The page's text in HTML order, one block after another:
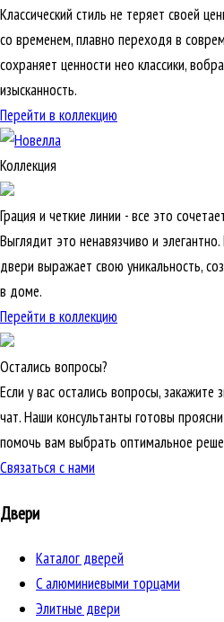
Классический стиль не теряет своей
со временем, плавно переходя в
сохраняет ценности нео классики,
изысканность.
Перейти в коллекцию
Коллекция
Грация и четкие линии - все это
Выглядит это ненавязчиво и
двери выражает свою уникальность,
в доме.
Перейти в коллекцию
Остались вопросы?
Если у вас остались вопросы, закажите
чат. Наши консультанты готовы
помочь вам выбрать оптимальное
Связаться с нами
Двери
Каталог дверей
C алюминиевыми торцами
Элитные двери